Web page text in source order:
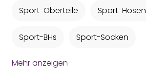
Sport-Oberteile Sport-Hosen
Sport-BHs Sport-Socken
Sport-Schuhe
Mehr anzeigen